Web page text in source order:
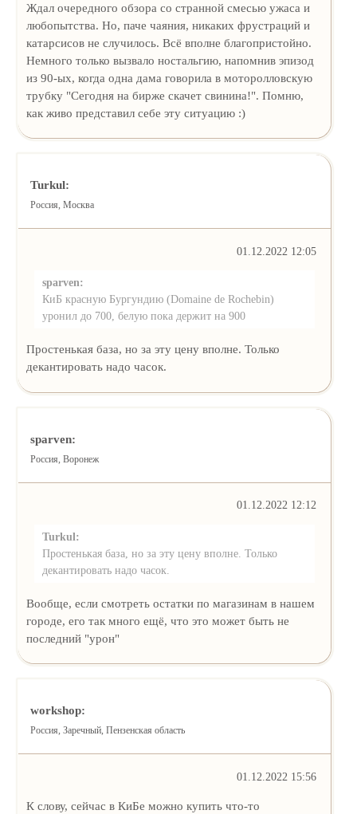
Ждал очередного обзора со странной смесью ужаса и
любопытства. Но, паче чаяния, никаких фрустраций и
катарсисов не случилось. Всё вполне благопристойно.
Немного только вызвало ностальгию, напомнив эпизод
из 90-ых, когда одна дама говорила в моторолловскую
трубку "Сегодня на бирже скачет свинина!". Помню,
как живо представил себе эту ситуацию :)
Turkul:
Россия, Москва
01.12.2022 12:05
sparven:
КиБ красную Бургундию (Domaine de Rochebin)
уронил до 700, белую пока держит на 900
Простенькая база, но за эту цену вполне. Только
декантировать надо часок.
sparven:
Россия, Воронеж
01.12.2022 12:12
Turkul:
Простенькая база, но за эту цену вполне. Только
декантировать надо часок.
Вообще, если смотреть остатки по магазинам в нашем
городе, его так много ещё, что это может быть не
последний "урон"
workshop:
Россия, Заречный, Пензенская область
01.12.2022 15:56
К слову, сейчас в КиБе можно купить что-то